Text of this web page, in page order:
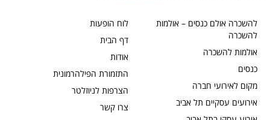
לוח הופעות
דף הבית
אודות
התזמורת הפילהרמונית
הצרפות לניוזלטר
צרו קשר
להשכרה אולם כנסים – אולמות
להשכרה
אולמות להשכרה
כנסים
מקום לאירועי חברה
אירועים עסקיים תל אביב